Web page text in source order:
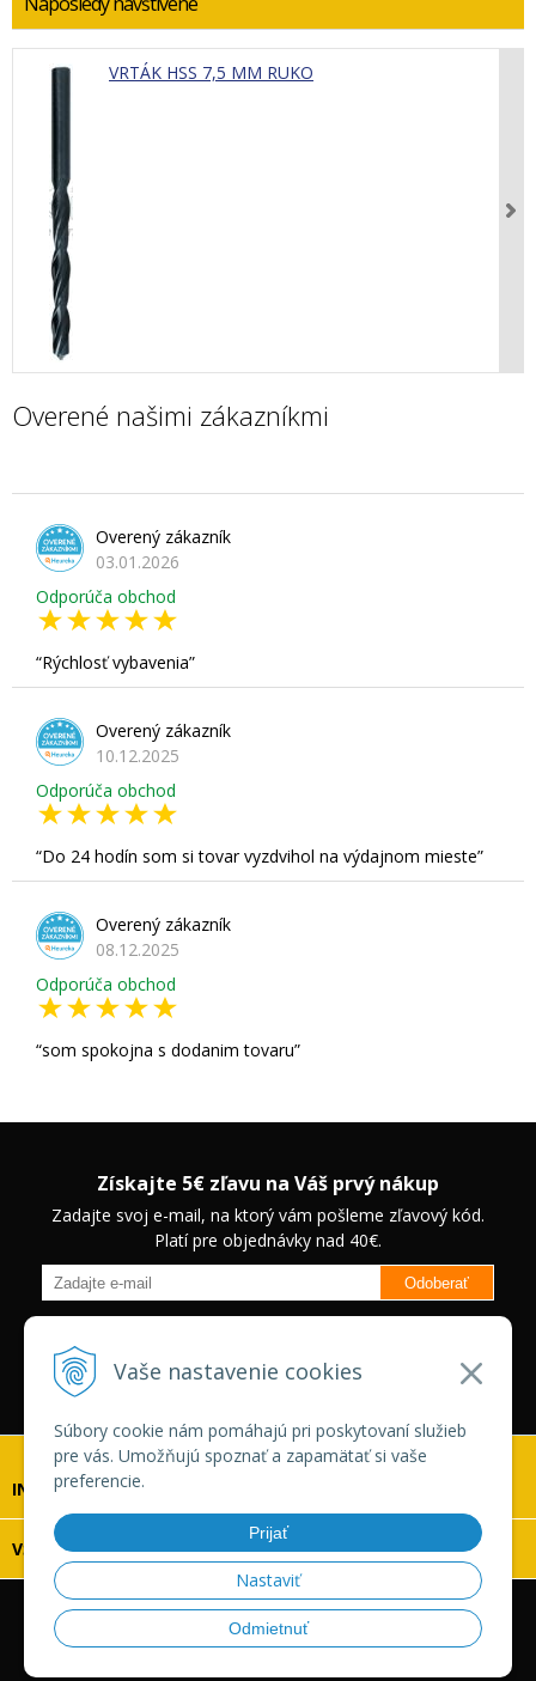
Vaše nastavenie cookies
Súbory cookie nám pomáhajú pri poskytovaní služieb
pre vás. Umožňujú spoznať a zapamätať si vaše
preferencie.
Prijať
Nastaviť
Odmietnuť
VRTÁK HSS 7,5 MM RUKO
Overené našimi zákazníkmi
Overený zákazník
03.01.2026
Odporúča obchod
Rýchlosť vybavenia
Overený zákazník
10.12.2025
Odporúča obchod
Do 24 hodín som si tovar vyzdvihol na výdajnom mieste
Overený zákazník
08.12.2025
Odporúča obchod
som spokojna s dodanim tovaru
Získajte 5€ zľavu na Váš prvý nákup
Zadajte svoj e-mail, na ktorý vám pošleme zľavový kód.
Platí pre objednávky nad 40€.
Odoberať
zľavách na vybrané produkty.
Neplatí pre Veľkoobchodných
zákazníkov.
INFOLINKA
VŠETKO O NÁKUPE
© 2026 Vaskonaradie.sk •tvorba eshopu cez UNIobchod
webhostingspoločnostiWEBYGROUP